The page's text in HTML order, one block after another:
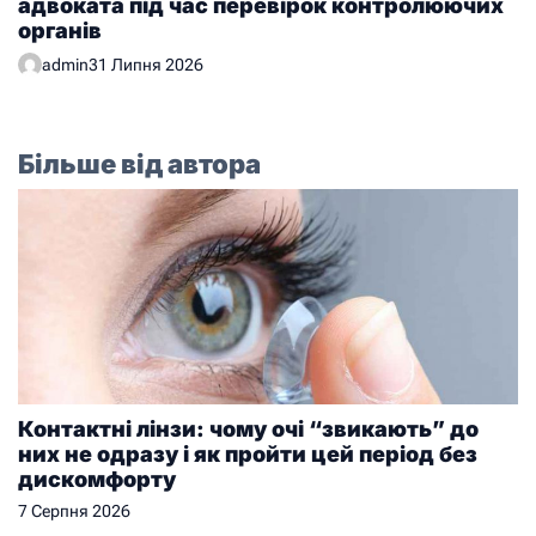
адвоката під час перевірок контролюючих
органів
admin31 Липня 2026
Більше від автора
Контактні лінзи: чому очі “звикають” до
них не одразу і як пройти цей період без
дискомфорту
7 Серпня 2026